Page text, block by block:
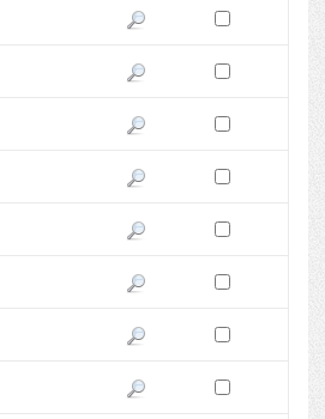
Pokaż podgląd wersji z dnia
Zaznacz wersję do
Pokaż podgląd wersji z dnia
Zaznacz wersję do
Pokaż podgląd wersji z dnia
Zaznacz wersję do
Pokaż podgląd wersji z dnia
Zaznacz wersję do
Pokaż podgląd wersji z dnia
Zaznacz wersję do
Pokaż podgląd wersji z dnia
Zaznacz wersję do
Pokaż podgląd wersji z dnia
Zaznacz wersję do
Pokaż podgląd wersji z dnia
Zaznacz wersję do